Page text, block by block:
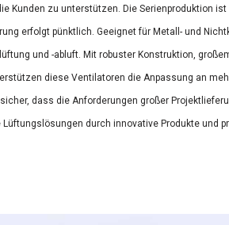
Kunden zu unterstützen. Die Serienproduktion
erfolgt pünktlich. Geeignet für Metall- und
und -abluft. Mit robuster Konstruktion,
diese Ventilatoren die Anpassung an
dass die Anforderungen großer
durch innovative Produkte und